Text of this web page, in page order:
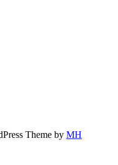
Theme by MH